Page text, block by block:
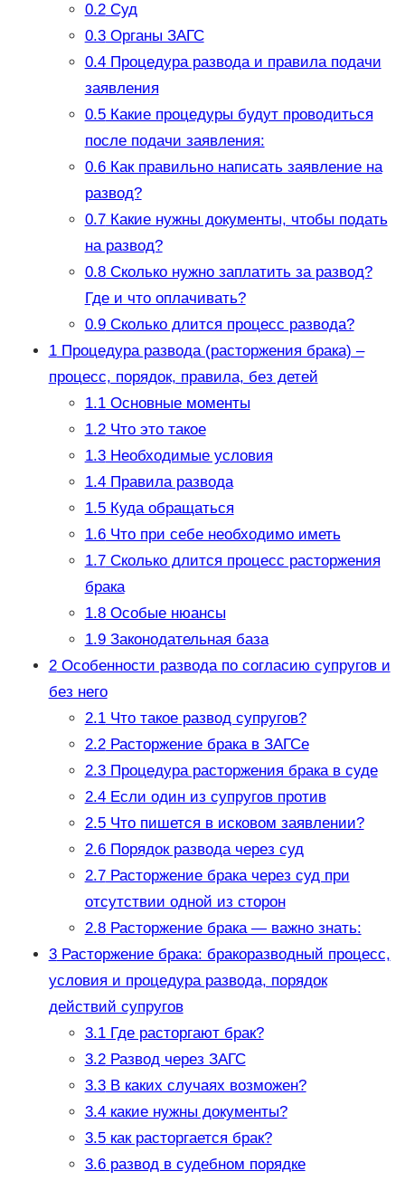
0.2Суд
0.3Органы ЗАГС
0.4Процедура развода и правила подачи
заявления
0.5Какие процедуры будут проводиться
после подачи заявления:
0.6Как правильно написать заявление на
развод?
0.7Какие нужны документы, чтобы подать
на развод?
0.8Сколько нужно заплатить за развод?
Где и что оплачивать?
0.9Сколько длится процесс развода?
1Процедура развода (расторжения брака) –
процесс, порядок, правила, без детей
1.1Основные моменты
1.2Что это такое
1.3Необходимые условия
1.4Правила развода
1.5Куда обращаться
1.6Что при себе необходимо иметь
1.7Сколько длится процесс расторжения
брака
1.8Особые нюансы
1.9Законодательная база
2Особенности развода по согласию супругов и
без него
2.1Что такое развод супругов?
2.2Расторжение брака в ЗАГСе
2.3Процедура расторжения брака в суде
2.4Если один из супругов против
2.5Что пишется в исковом заявлении?
2.6Порядок развода через суд
2.7Расторжение брака через суд при
отсутствии одной из сторон
2.8Расторжение брака — важно знать:
3Расторжение брака: бракоразводный процесс,
условия и процедура развода, порядок
действий супругов
3.1Где расторгают брак?
3.2Развод через ЗАГС
3.3В каких случаях возможен?
3.4какие нужны документы?
3.5как расторгается брак?
3.6развод в судебном порядке